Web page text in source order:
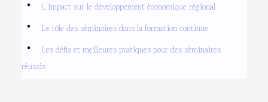
L'impact sur le développement économique régional
Le rôle des séminaires dans la formation continue
Les défis et meilleures pratiques pour des séminaires
réussis